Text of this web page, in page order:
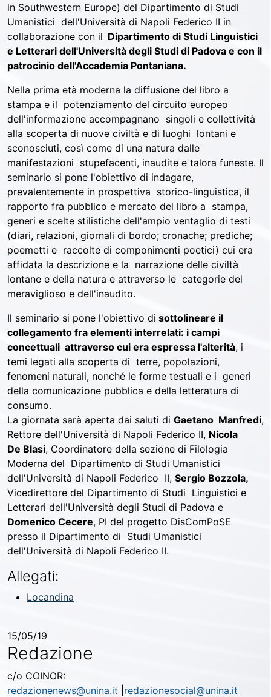
in Southwestern Europe) del Dipartimento di Studi
Umanistici dell'Università di Napoli Federico II in
collaborazione con il Dipartimento di Studi Linguistici
e Letterari dell'Università degli Studi di Padova e con il
patrocinio dell'Accademia Pontaniana.
Nella prima età moderna la diffusione del libro a
stampa e il potenziamento del circuito europeo
dell'informazione accompagnano singoli e collettività
alla scoperta di nuove civiltà e di luoghi lontani e
sconosciuti, così come di una natura dalle
manifestazioni stupefacenti, inaudite e talora funeste. Il
seminario si pone l'obiettivo di indagare,
prevalentemente in prospettiva storico-linguistica, il
rapporto fra pubblico e mercato del libro a stampa,
generi e scelte stilistiche dell'ampio ventaglio di testi
(diari, relazioni, giornali di bordo; cronache; prediche;
poemetti e raccolte di componimenti poetici) cui era
affidata la descrizione e la narrazione delle civiltà
lontane e della natura e attraverso le categorie del
meraviglioso e dell'inaudito.
Il seminario si pone l'obiettivo di sottolineare il
collegamento fra elementi interrelati: i campi
concettuali attraverso cui era espressa l'alterità, i
temi legati alla scoperta di terre, popolazioni,
fenomeni naturali, nonché le forme testuali e i generi
della comunicazione pubblica e della letteratura di
consumo.
La giornata sarà aperta dai saluti di Gaetano Manfredi,
Rettore dell'Università di Napoli Federico II, Nicola
De Blasi, Coordinatore della sezione di Filologia
Moderna del Dipartimento di Studi Umanistici
dell'Università di Napoli Federico II, Sergio Bozzola,
Vicedirettore del Dipartimento di Studi Linguistici e
Letterari dell'Università degli Studi di Padova e
Domenico Cecere, PI del progetto DisComPoSE
presso il Dipartimento di Studi Umanistici
dell'Università di Napoli Federico II.
Allegati:
Locandina
15/05/19
Redazione
c/o COINOR:
redazionenews@unina.it redazionesocial@unina.it